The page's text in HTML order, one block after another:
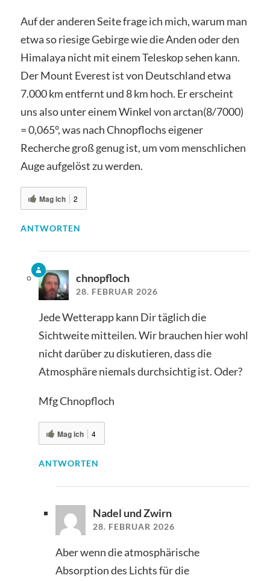
Auf der anderen Seite frage ich mich, warum man
etwa so riesige Gebirge wie die Anden oder den
Himalaya nicht mit einem Teleskop sehen kann.
Der Mount Everest ist von Deutschland etwa
7.000 km entfernt und 8 km hoch. Er erscheint
uns also unter einem Winkel von arctan(8/7000)
= 0,065°, was nach Chnopflochs eigener
Recherche groß genug ist, um vom menschlichen
Auge aufgelöst zu werden.
Mag ich 2
ANTWORTEN
chnopfloch
28. FEBRUAR 2026
Jede Wetterapp kann Dir täglich die
Sichtweite mitteilen. Wir brauchen hier wohl
nicht darüber zu diskutieren, dass die
Atmosphäre niemals durchsichtig ist. Oder?
Mfg Chnopfloch
Mag ich 4
ANTWORTEN
Nadel und Zwirn
28. FEBRUAR 2026
Aber wenn die atmosphärische
Absorption des Lichts für die